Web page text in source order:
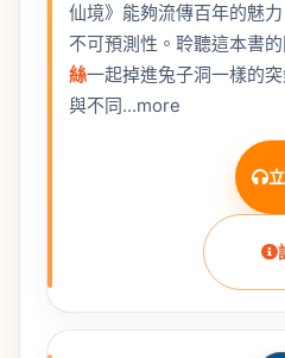
仙境》能夠流傳百年的魅
不可預測性。聆聽這本書
絲一起掉進兔子洞一樣的
與不同...more